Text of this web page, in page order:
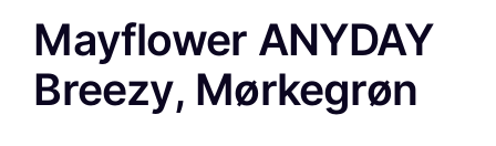
Mayflower ANYDAY
Breezy, Mørkegrøn